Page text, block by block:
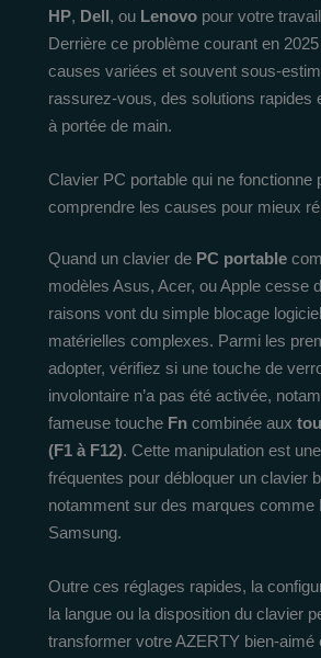
HP, Dell, ou Lenovo pour votre
Derrière ce problème courant en
causes variées et souvent sous-
rassurez-vous, des solutions rapides
à portée de main.
Clavier PC portable qui ne fonctionne
comprendre les causes pour mieux
Quand un clavier de PC portable
modèles Asus, Acer, ou Apple cesse
raisons vont du simple blocage
matérielles complexes. Parmi les
adopter, vérifiez si une touche de
involontaire n’a pas été activée,
fameuse touche Fn combinée aux
(F1 à F12). Cette manipulation est
fréquentes pour débloquer un clavier
notamment sur des marques comme
Samsung.
Outre ces réglages rapides, la
la langue ou la disposition du clavier
transformer votre AZERTY bien-aimé